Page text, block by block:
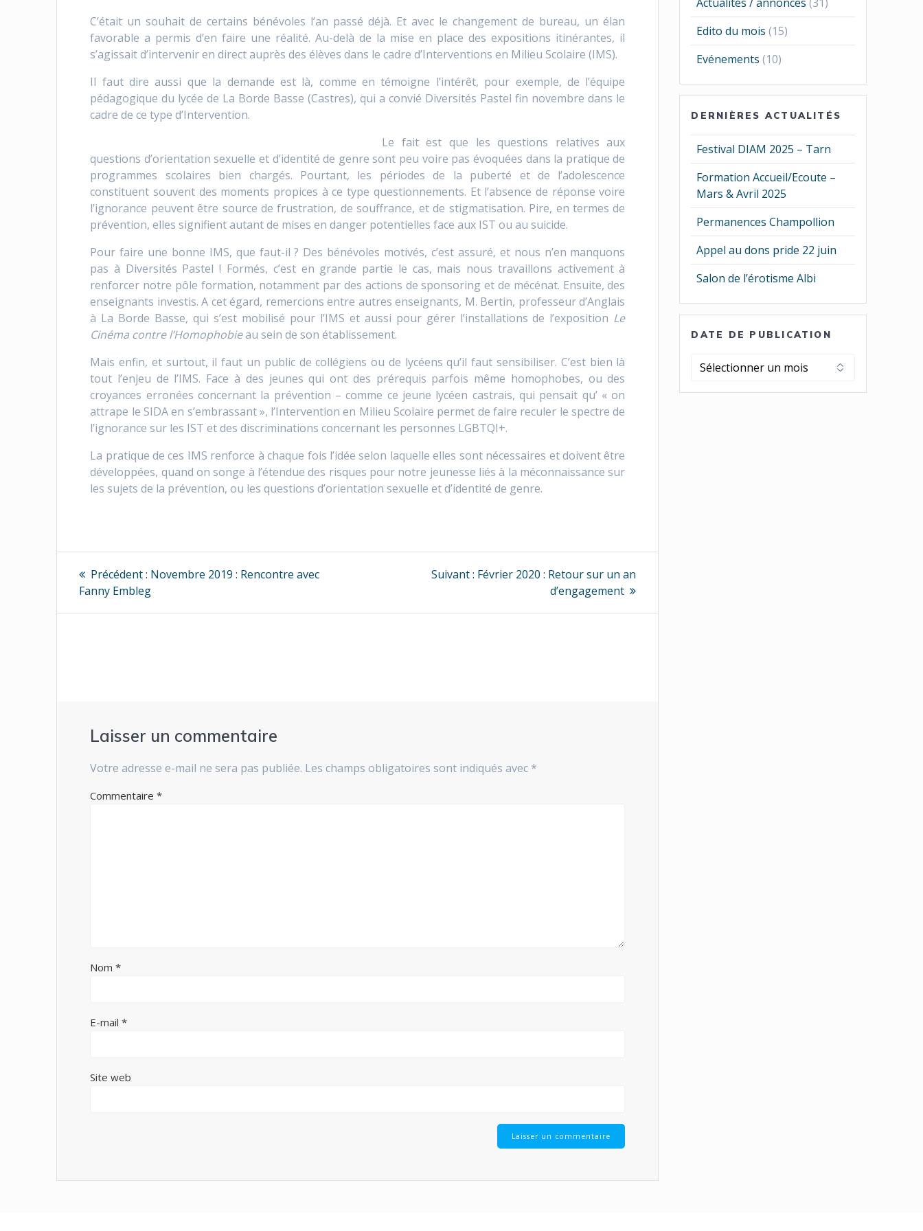
C’était un souhait de certains bénévoles l’an passé déjà. Et avec le changement de bureau, un élan
favorable a permis d’en faire une réalité. Au-delà de la mise en place des expositions itinérantes, il
s’agissait d’intervenir en direct auprès des élèves dans le cadre d’Interventions en Milieu Scolaire (IMS).
Il faut dire aussi que la demande est là, comme en témoigne l’intérêt, pour exemple, de l’équipe
pédagogique du lycée de La Borde Basse (Castres), qui a convié Diversités Pastel fin novembre dans le
cadre de ce type d’Intervention.
Le fait est que les questions relatives aux
questions d’orientation sexuelle et d’identité de genre sont peu voire pas évoquées dans la pratique de
programmes scolaires bien chargés. Pourtant, les périodes de la puberté et de l’adolescence
constituent souvent des moments propices à ce type questionnements. Et l’absence de réponse voire
l’ignorance peuvent être source de frustration, de souffrance, et de stigmatisation. Pire, en termes de
prévention, elles signifient autant de mises en danger potentielles face aux IST ou au suicide.
Pour faire une bonne IMS, que faut-il ? Des bénévoles motivés, c’est assuré, et nous n’en manquons
pas à Diversités Pastel ! Formés, c’est en grande partie le cas, mais nous travaillons activement à
renforcer notre pôle formation, notamment par des actions de sponsoring et de mécénat. Ensuite, des
enseignants investis. A cet égard, remercions entre autres enseignants, M. Bertin, professeur d’Anglais
à La Borde Basse, qui s’est mobilisé pour l’IMS et aussi pour gérer l’installations de l’exposition Le
Cinéma contre l’Homophobieau sein de son établissement.
Mais enfin, et surtout, il faut un public de collégiens ou de lycéens qu’il faut sensibiliser. C’est bien là
tout l’enjeu de l’IMS. Face à des jeunes qui ont des prérequis parfois même homophobes, ou des
croyances erronées concernant la prévention – comme ce jeune lycéen castrais, qui pensait qu’ « on
attrape le SIDA en s’embrassant », l’Intervention en Milieu Scolaire permet de faire reculer le spectre de
l’ignorance sur les IST et des discriminations concernant les personnes LGBTQI+.
La pratique de ces IMS renforce à chaque fois l’idée selon laquelle elles sont nécessaires et doivent être
développées, quand on songe à l’étendue des risques pour notre jeunesse liés à la méconnaissance sur
les sujets de la prévention, ou les questions d’orientation sexuelle et d’identité de genre.
Navigation
de
Précédent : Article
précédent
Novembre 2019 : Rencontre avec
Fanny Embleg
Suivant : Article
Février 2020 : Retour sur un an
d’engagement
Laisser un commentaire
Votre adresse e-mail ne sera pas publiée. Les champs obligatoires sont indiqués avec *
Commentaire*
Nom*
E-mail*
Site web
Edito du mois (15)
Evénements (10)
DERNIÈRES ACTUALITÉS
Festival DIAM 2025 – Tarn
Formation Accueil/Ecoute –
Mars & Avril 2025
Permanences Champollion
Appel au dons pride 22 juin
Salon de l’érotisme Albi
DATE DE PUBLICATION
Date
publication